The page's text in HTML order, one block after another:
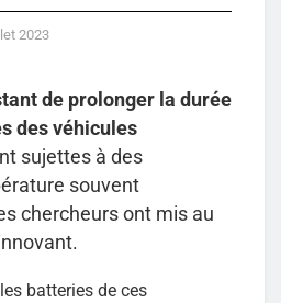
2023
de prolonger la durée
des véhicules
sujettes à des
souvent
chercheurs ont mis au
batteries de ces